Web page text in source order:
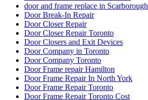
door and frame replace in Scarborough
Door Break-In Repair
Door Closer Repair
Door Closer Repair Toronto
Door Closers and Exit Devices
Door Company in Toronto
Door Company Toronto
Door Frame repair Hamilton
Door Frame Repair In North York
Door Frame Repair Toronto
Door Frame Repair Toronto Cost